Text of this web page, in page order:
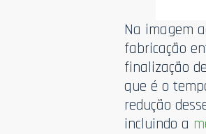
Na imagem
fabricação
finalização
que é o
redução
incluindo a